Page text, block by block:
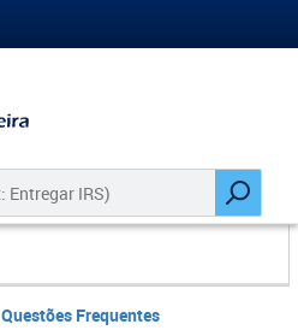
Questões Frequentes